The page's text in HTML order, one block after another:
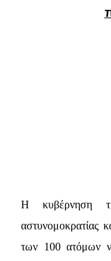
Η κυβέρνηση
αστυνομοκρατίας
των 100 ατόμων